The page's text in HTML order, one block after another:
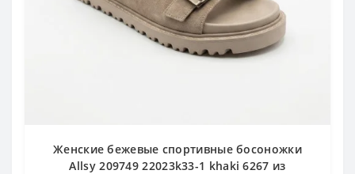
Женские бежевые спортивные босоножки
Allsy 209749 22023k33-1 khaki 6267 из